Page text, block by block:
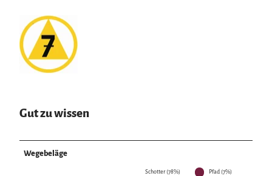
Gut zu wissen
Wegebeläge
Schotter (78%) Pfad (7%)